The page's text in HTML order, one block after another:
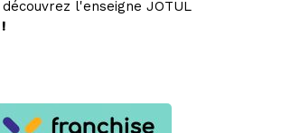
découvrez l'enseigne JOTUL